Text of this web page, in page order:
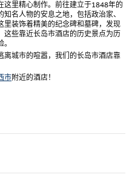
这里精心制作。前往建立于1848年的
名人物的安息之地，包括政治家、
里装饰着精美的纪念碑和墓碑，发现
这些靠近长岛市酒店的历史景点为历
离城市的喧嚣，我们的长岛市酒店靠
市附近的酒店！